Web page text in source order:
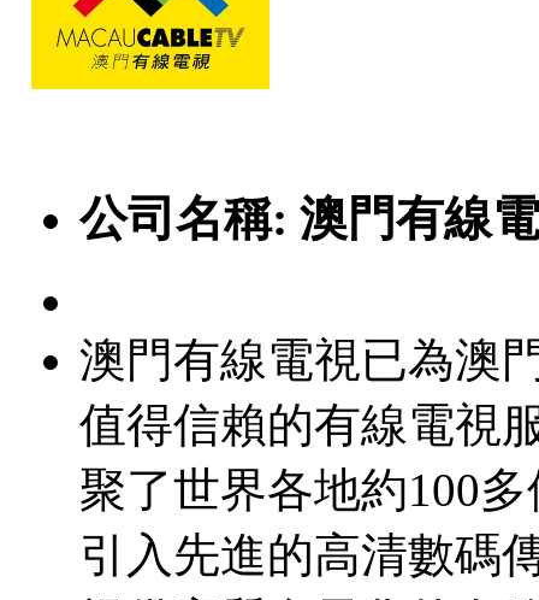
公司名稱: 澳門有線
澳門有線電視已為澳
值得信賴的有線電視
聚了世界各地約100
引入先進的高清數碼